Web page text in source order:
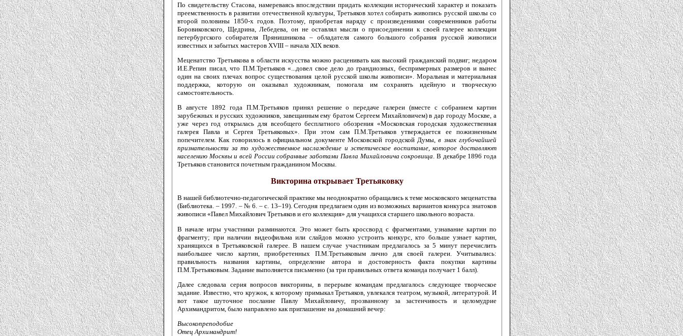
По свидетельству Стасова, намереваясь впоследствии придать коллекции исторический характер и показать
преемственность в развитии отечественной культуры, Третьяков хотел собирать живопись русской школы со
второй половины 1850-х годов. Поэтому, приобретая наряду с произведениями современников работы
Боровиковского, Щедрина, Лебедева, он не оставлял мысли о присоединении к своей галерее коллекции
петербургского собирателя Прянишникова – обладателя самого большого собрания русской живописи
известных и забытых мастеров XVIII – начала XIX веков.
Меценатство Третьякова в области искусства можно расценивать как высокий гражданский подвиг; недаром
И.Е.Репин писал, что П.М.Третьяков «...довел свое дело до грандиозных, беспримерных размеров и вынес
один на своих плечах вопрос существования целой русской школы живописи». Моральная и материальная
поддержка, которую он оказывал художникам, помогала им сохранять идейную и творческую
самостоятельность.
В августе 1892 года П.М.Третьяков принял решение о передаче галереи (вместе с собранием картин
зарубежных и русских художников, завещанным ему братом Сергеем Михайловичем) в дар городу Москве, а
уже через год открылась для всеобщего бесплатного обозрения «Московская городская художественная
галерея Павла и Сергея Третьяковых». При этом сам П.М.Третьяков утверждается ее пожизненным
попечителем. Как говорилось в официальном документе Московской городской Думы,в знак глубочайшей
признательности за то художественное наслаждение и эстетическое воспитание, которое доставляют
населению Москвы и всей России собранные заботами Павла Михайловича сокровища. В декабре 1896 года
Третьяков становится почетным гражданином Москвы.
Викторина открывает Третьяковку
В нашей библиотечно-педагогической практике мы неоднократно обращались к теме московского меценатства
(Библиотека. – 1997. – № 6. – с. 13–19). Сегодня предлагаем один из возможных вариантов конкурса знатоков
живописи «Павел Михайлович Третьяков и его коллекция» для учащихся старшего школьного возраста.
В начале игры участники разминаются. Это может быть кроссворд с фрагментами, узнавание картин по
фрагменту; при наличии видеофильма или слайдов можно устроить конкурс, кто больше узнает картин,
хранящихся в Третьяковской галерее. В нашем случае участникам предлагалось за 5 минут перечислить
наибольшее число картин, приобретенных П.М.Третьяковым лично для своей галереи. Учитывались:
правильность названия картины, определение автора и достоверность факта покупки картины
П.М.Третьяковым. Задание выполняется письменно (за три правильных ответа команда получает 1 балл).
Далее следовала серия вопросов викторины, в перерыве командам предлагалось следующее творческое
задание. Известно, что кружок, к которому примыкал Третьяков, увлекался театром, музыкой, литературой. И
вот такое шуточное послание Павлу Михайловичу, прозванному за застенчивость и целомудрие
Архимандритом, было направлено как приглашение на домашний вечер:
Высокопреподобие
Отец Архимандрит!